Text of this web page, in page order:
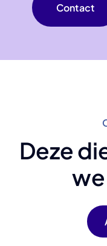
Contact
Deze